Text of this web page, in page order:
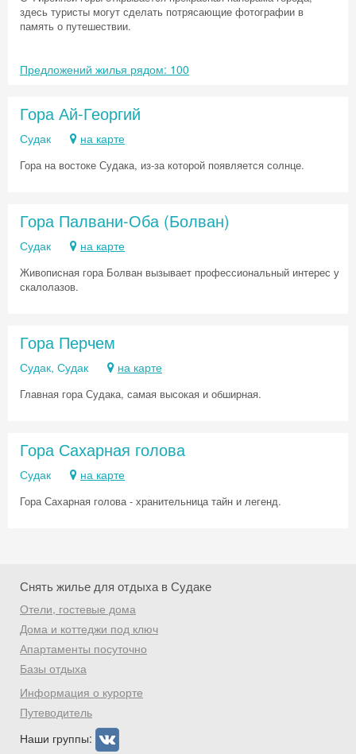
здесь туристы могут сделать потрясающие фотографии в
память о путешествии.
Предложений жилья рядом: 100
Гора Ай-Георгий
Судак на карте
Гора на востоке Судака, из-за которой появляется солнце.
Гора Палвани-Оба (Болван)
Судак на карте
Живописная гора Болван вызывает профессиональный интерес у
скалолазов.
Гора Перчем
Судак, Судак на карте
Главная гора Судака, самая высокая и обширная.
Гора Сахарная голова
Судак на карте
Гора Сахарная голова - хранительница тайн и легенд.
Снять жилье для отдыха в Судаке
Отели, гостевые дома
Дома и коттеджи под ключ
Апартаменты посуточно
Базы отдыха
Информация о курорте
Путеводитель
Наши группы:
Хочешь дешевле? Оставь почту и получи
промокод на первое бронирование!